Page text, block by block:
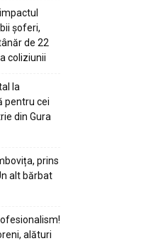
șoferi,
de 22
coliziunii
la
pentru cei
din Gura
prins
alt bărbat
alături